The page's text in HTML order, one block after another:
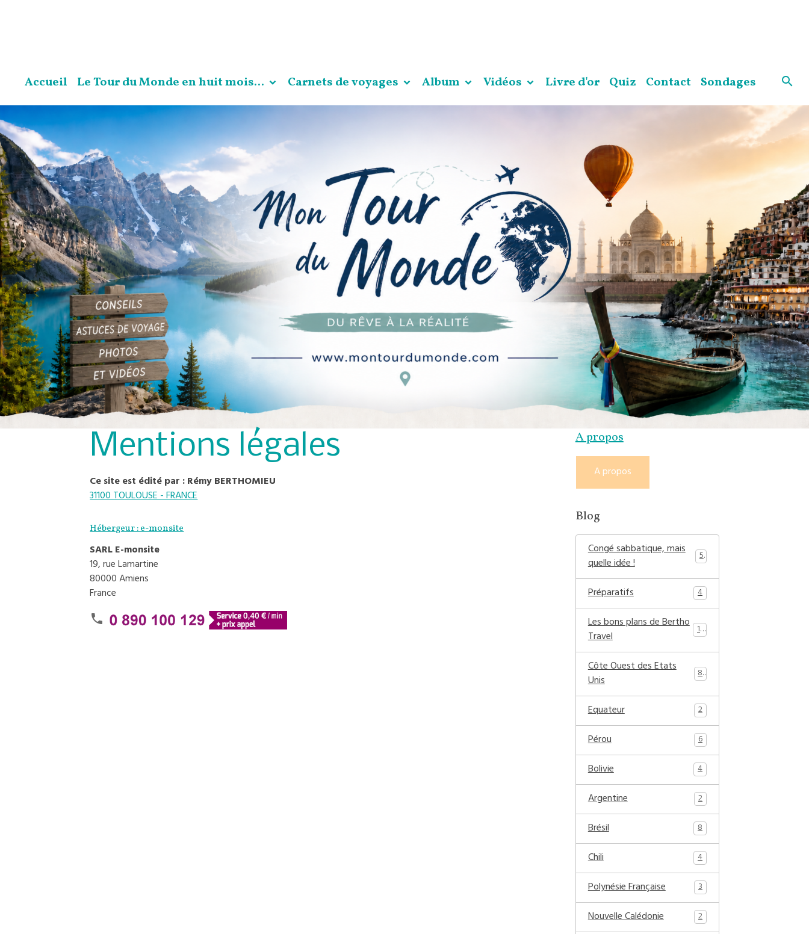
Accueil Le Tour du Monde en huit mois... Carnets de voyages Album Vidéos Livre d'or Quiz Contact Sondages
Mentions légales
Ce site est édité par : Rémy BERTHOMIEU
31100 TOULOUSE - FRANCE
Hébergeur : e-monsite
SARL E-monsite
19, rue Lamartine
80000 Amiens
France
A propos
A propos
Blog
Congé sabbatique, mais
quelle idée !
5
Préparatifs 4
Les bons plans de Bertho
Travel
17
Côte Ouest des Etats
Unis
8
Equateur 2
Pérou 6
Bolivie 4
Argentine 2
Brésil 8
Chili 4
Polynésie Française 3
Nouvelle Calédonie 2